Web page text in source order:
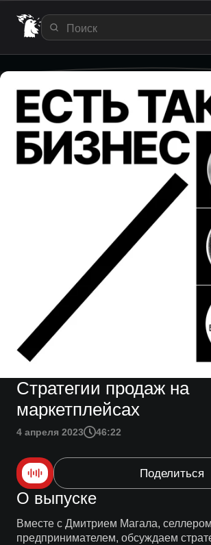
Стратегии продаж на
маркетплейсах
4 апреля 2023 46:22
Поделиться
О выпуске
Вместе с Дмитрием Магала,
предпринимателем, обсуждаем